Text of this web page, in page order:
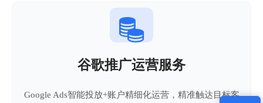

谷歌推广运营服务
Google Ads智能投放+账户精细化运营，精准触达目标客